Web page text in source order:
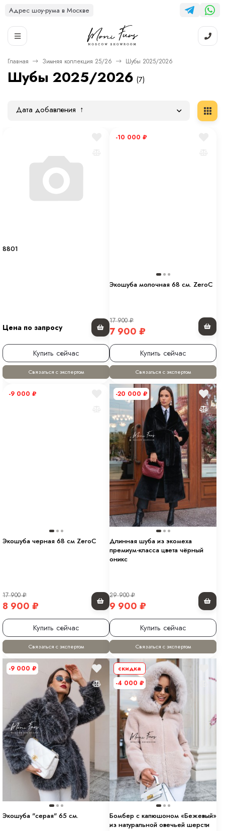
Адрес шоу-рума в Москве
Главная Зимняя коллекция 25/26 Шубы 2025/2026
Шубы 2025/2026 (7)
Дата добавления
8801
Цена по запросу
Купить сейчас
Связаться с экспертом
-10 000 ₽
Экошуба молочная 68 см. ZeroC
17 900₽
7 900 ₽
Купить сейчас
Связаться с экспертом
-9 000 ₽
Экошуба черная 68 см ZeroC
17 900₽
8 900 ₽
Купить сейчас
Связаться с экспертом
-20 000 ₽
Длинная шуба из экомеха
премиум-класса цвета чёрный
оникс
29 900₽
9 900 ₽
Купить сейчас
Связаться с экспертом
-9 000 ₽
Экошуба "серая" 65 см.
скидка
-4 000 ₽
Бомбер c капюшоном «Бежевый»
из натуральной овечьей шерсти